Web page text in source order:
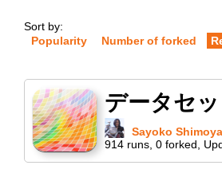
Sort by:
Popularity
Number of forked
データセ
Sayoko
914 runs 0 forked